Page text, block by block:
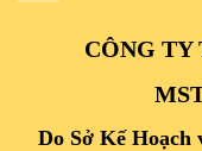
CÔNG
Do Sở Kế